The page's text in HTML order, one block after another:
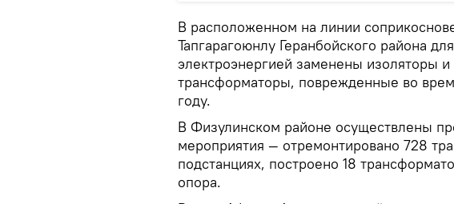
В расположенном на линии
Тапгарагоюнлу Геранбойского района
электроэнергией заменены изоляторы
трансформаторы, поврежденные во
году.
В Физулинском районе осуществлены
мероприятия — отремонтировано 728
подстанциях, построено 18
опора.